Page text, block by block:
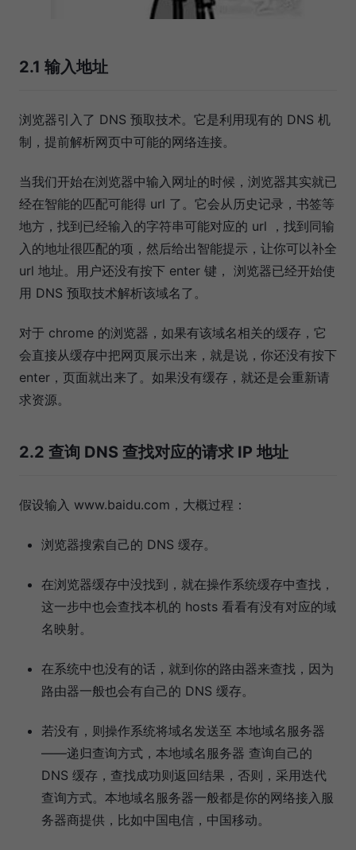
2.1 输入地址
浏览器引入了 DNS 预取技术。它是利用现有的 DNS 机
制，提前解析网页中可能的网络连接。
当我们开始在浏览器中输入网址的时候，浏览器其实就已
经在智能的匹配可能得 url 了。它会从历史记录，书签等
地方，找到已经输入的字符串可能对应的 url ，找到同输
入的地址很匹配的项，然后给出智能提示，让你可以补全
url 地址。用户还没有按下 enter 键， 浏览器已经开始使
用 DNS 预取技术解析该域名了。
对于 chrome 的浏览器，如果有该域名相关的缓存，它
会直接从缓存中把网页展示出来，就是说，你还没有按下
enter，页面就出来了。如果没有缓存，就还是会重新请
求资源。
2.2 查询 DNS 查找对应的请求 IP 地址
假设输入 www.baidu.com，大概过程：
浏览器搜索自己的 DNS 缓存。
在浏览器缓存中没找到，就在操作系统缓存中查找，
这一步中也会查找本机的 hosts 看看有没有对应的域
名映射。
在系统中也没有的话，就到你的路由器来查找，因为
路由器一般也会有自己的 DNS 缓存。
若没有，则操作系统将域名发送至 本地域名服务器
——递归查询方式，本地域名服务器 查询自己的
DNS 缓存，查找成功则返回结果，否则，采用迭代
查询方式。本地域名服务器一般都是你的网络接入服
务器商提供，比如中国电信，中国移动。